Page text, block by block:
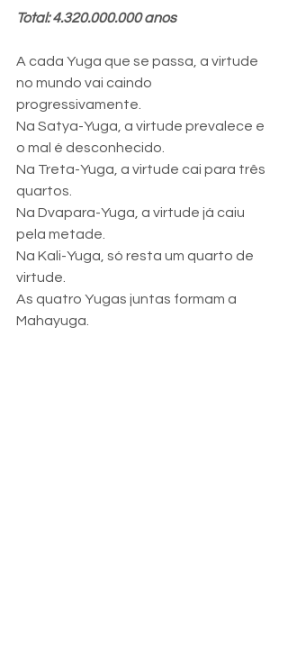
Total: 4.320.000.000 anos
A cada Yuga que se passa, a virtude
no mundo vai caindo
progressivamente.
Na Satya-Yuga, a virtude prevalece e
o mal é desconhecido.
Na Treta-Yuga, a virtude cai para três
quartos.
Na Dvapara-Yuga, a virtude já caiu
pela metade.
Na Kali-Yuga, só resta um quarto de
virtude.
As quatro Yugas juntas formam a
Mahayuga.